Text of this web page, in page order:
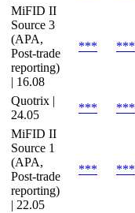
MiFID II
Source 3
(APA,
Post-trade
reporting)
| 16.08
*** ***
Quotrix |
24.05
*** ***
MiFID II
Source 1
(APA,
Post-trade
reporting)
| 22.05
*** ***